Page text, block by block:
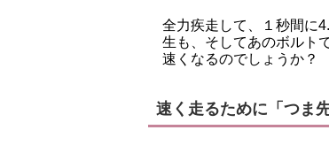
全力疾走して、１秒間に
生も、そしてあのボルト
速くなるのでしょうか？
速く走るために「つま